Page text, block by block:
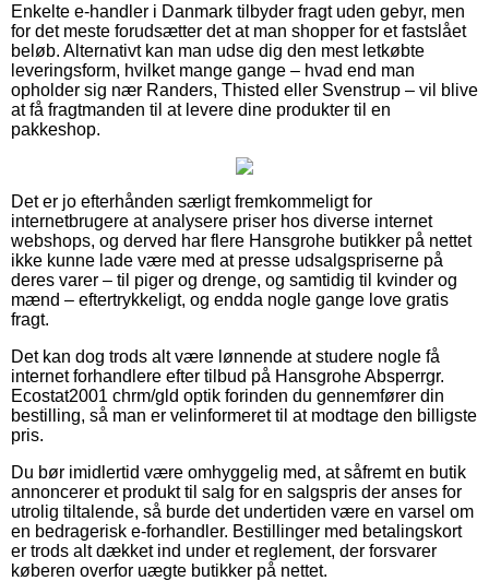
Enkelte e-handler i Danmark tilbyder fragt uden gebyr, men
for det meste forudsætter det at man shopper for et fastslået
beløb. Alternativt kan man udse dig den mest letkøbte
leveringsform, hvilket mange gange – hvad end man
opholder sig nær Randers, Thisted eller Svenstrup – vil blive
at få fragtmanden til at levere dine produkter til en
pakkeshop.
Det er jo efterhånden særligt fremkommeligt for
internetbrugere at analysere priser hos diverse internet
webshops, og derved har flere Hansgrohe butikker på nettet
ikke kunne lade være med at presse udsalgspriserne på
deres varer – til piger og drenge, og samtidig til kvinder og
mænd – eftertrykkeligt, og endda nogle gange love gratis
fragt.
Det kan dog trods alt være lønnende at studere nogle få
internet forhandlere efter tilbud på Hansgrohe Absperrgr.
Ecostat2001 chrm/gld optik forinden du gennemfører din
bestilling, så man er velinformeret til at modtage den billigste
pris.
Du bør imidlertid være omhyggelig med, at såfremt en butik
annoncerer et produkt til salg for en salgspris der anses for
utrolig tiltalende, så burde det undertiden være en varsel om
en bedragerisk e-forhandler. Bestillinger med betalingskort
er trods alt dækket ind under et reglement, der forsvarer
køberen overfor uægte butikker på nettet.